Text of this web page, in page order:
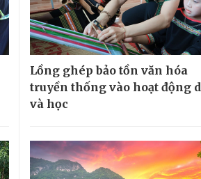
Lồng ghép bảo tồn văn hóa
truyền thống vào hoạt động
và học